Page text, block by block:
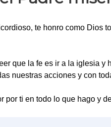
te honro como Dios
que la fe es ir a la iglesia
nuestras acciones y con
por ti en todo lo que hago y